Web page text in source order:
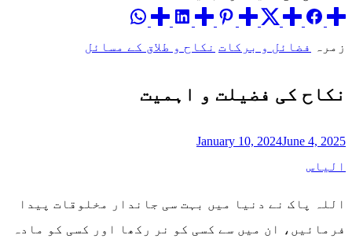
زمرہ فضائل و برکات نکاح و طلاق کے مسائل
نکاح کی فضیلت و اہمیت
January 10, 2024June 4, 2025
الیاس
اللہ پاک نے دنیا میں بہت سی جاندار مخلوقات پیدا
فرمائیں، ان میں سے کسی کو نر رکھا اور کسی کو مادہ